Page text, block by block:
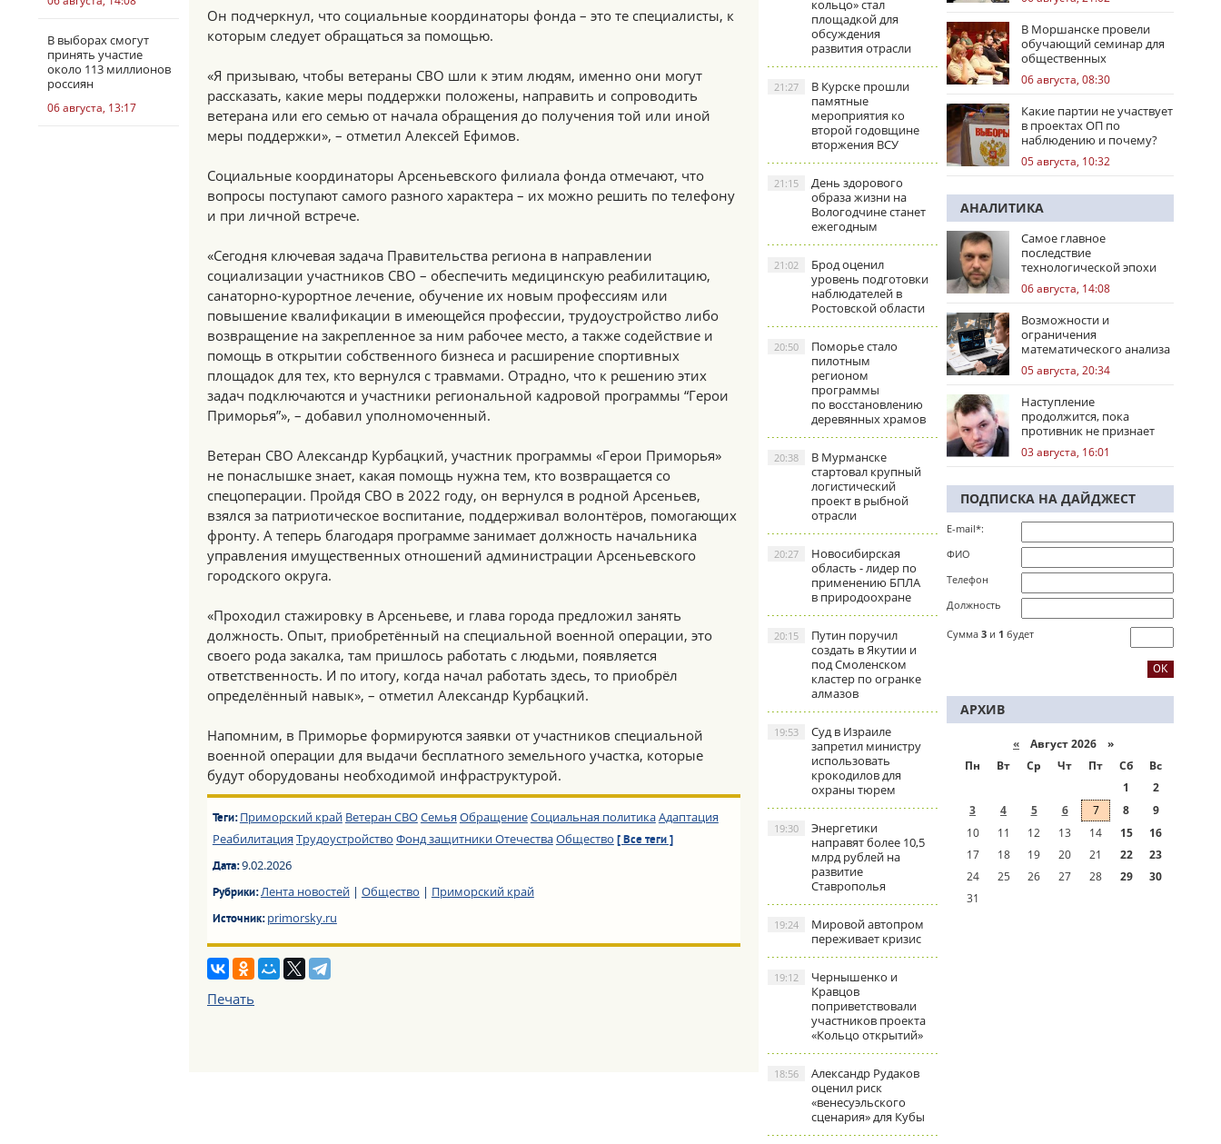
В выборах смогут
принять участие
около 113 миллионов
россиян
06 августа, 13:17
Он подчеркнул, что социальные координаторы фонда – это те специалисты, к
которым следует обращаться за помощью.
«Я призываю, чтобы ветераны СВО шли к этим людям, именно они могут
рассказать, какие меры поддержки положены, направить и сопроводить
ветерана или его семью от начала обращения до получения той или иной
меры поддержки», – отметил Алексей Ефимов.
Социальные координаторы Арсеньевского филиала фонда отмечают, что
вопросы поступают самого разного характера – их можно решить по телефону
и при личной встрече.
«Сегодня ключевая задача Правительства региона в направлении
социализации участников СВО – обеспечить медицинскую реабилитацию,
санаторно-курортное лечение, обучение их новым профессиям или
повышение квалификации в имеющейся профессии, трудоустройство либо
возвращение на закрепленное за ним рабочее место, а также содействие и
помощь в открытии собственного бизнеса и расширение спортивных
площадок для тех, кто вернулся с травмами. Отрадно, что к решению этих
задач подключаются и участники региональной кадровой программы “Герои
Приморья”», – добавил уполномоченный.
Ветеран СВО Александр Курбацкий, участник программы «Герои Приморья»
не понаслышке знает, какая помощь нужна тем, кто возвращается со
спецоперации. Пройдя СВО в 2022 году, он вернулся в родной Арсеньев,
взялся за патриотическое воспитание, поддерживал волонтёров, помогающих
фронту. А теперь благодаря программе занимает должность начальника
управления имущественных отношений администрации Арсеньевского
городского округа.
«Проходил стажировку в Арсеньеве, и глава города предложил занять
должность. Опыт, приобретённый на специальной военной операции, это
своего рода закалка, там пришлось работать с людьми, появляется
ответственность. И по итогу, когда начал работать здесь, то приобрёл
определённый навык», – отметил Александр Курбацкий.
Напомним, в Приморье формируются заявки от участников специальной
военной операции для выдачи бесплатного земельного участка, которые
будут оборудованы необходимой инфраструктурой.
Теги: Приморский край Ветеран СВОСемья ОбращениеСоциальная политикаАдаптация
Реабилитация Трудоустройство Фонд защитники ОтечестваОбщество [ Все теги ]
Дата:9.02.2026
Рубрики:Лента новостей| Общество | Приморский край
Источник:primorsky.ru
Печать
кольцо» стал
площадкой для
обсуждения
развития отрасли
В Курске прошли
памятные
мероприятия ко
второй годовщине
вторжения ВСУ
21:27
День здорового
образа жизни на
Вологодчине станет
ежегодным
21:15
Брод оценил
уровень подготовки
наблюдателей в
Ростовской области
21:02
Поморье стало
пилотным
регионом
программы
по восстановлению
деревянных храмов
20:50
В Мурманске
стартовал крупный
логистический
проект в рыбной
отрасли
20:38
Новосибирская
область - лидер по
применению БПЛА
в природоохране
20:27
Путин поручил
создать в Якутии и
под Смоленском
кластер по огранке
алмазов
20:15
Суд в Израиле
запретил министру
использовать
крокодилов для
охраны тюрем
19:53
Энергетики
направят более 10,5
млрд рублей на
развитие
Ставрополья
19:30
Мировой автопром
переживает кризис
19:24
Чернышенко и
Кравцов
поприветствовали
участников проекта
«Кольцо открытий»
19:12
Александр Рудаков
оценил риск
«венесуэльского
сценария» для Кубы
18:56
В Моршанске провели
обучающий семинар для
общественных
наблюдателей
06 августа, 08:30
Какие партии не участвует
в проектах ОП по
наблюдению и почему?
05 августа, 10:32
АНАЛИТИКА
Самое главное
последствие
технологической эпохи
06 августа, 14:08
Возможности и
ограничения
математического анализа
избирательных кампаний
05 августа, 20:34
Наступление
продолжится, пока
противник не признает
стратегическое
поражение
03 августа, 16:01
ПОДПИСКА НА ДАЙДЖЕСТ
E-mail*:
ФИО
Телефон
Должность
Сумма 3 и 1 будет
АРХИВ
« Август 2026 »
Пн
Вт Ср Чт Пт Сб
Вс
1
2
3
4 5 6 7 8
9
10
11 12 13 14 15
16
17
18 19 20 21 22
23
24
25 26 27 28 29
30
31